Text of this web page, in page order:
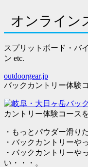
オンライン
スプリットボード・バ
ン etc.
outdoorgear.jp
バックカントリー体験
カントリー体験コース
・もっとパウダー滑り
・バックカントリーや
・バックカントリーや
い・・・。